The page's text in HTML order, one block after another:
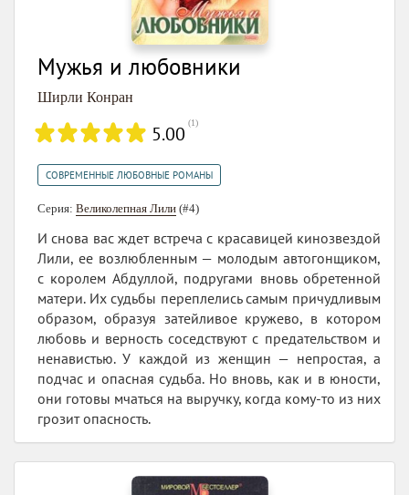
Мужья и любовники
Ширли Конран
5.00 (1)
СОВРЕМЕННЫЕ ЛЮБОВНЫЕ РОМАНЫ
Серия: Великолепная Лили (#4)
И снова вас ждет встреча с красавицей кинозвездой
Лили, ее возлюбленным — молодым автогонщиком,
с королем Абдуллой, подругами вновь обретенной
матери. Их судьбы переплелись самым причудливым
образом, образуя затейливое кружево, в котором
любовь и верность соседствуют с предательством и
ненавистью. У каждой из женщин — непростая, а
подчас и опасная судьба. Но вновь, как и в юности,
они готовы мчаться на выручку, когда кому-то из них
грозит опасность.